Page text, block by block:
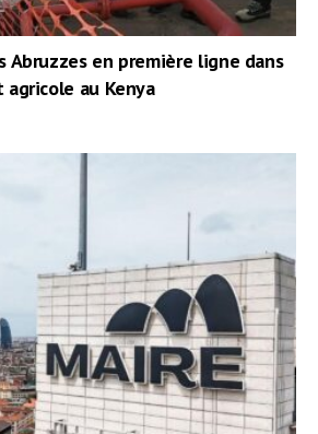
Abruzzes en première ligne dans
au Kenya